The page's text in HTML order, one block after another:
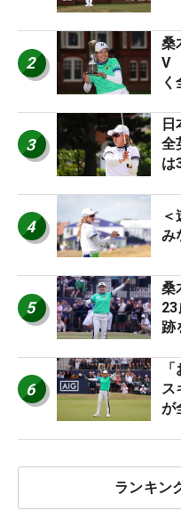
2
桑
V
3
全
は
4
み
5
桑
跡
6
ス
が
ランキン